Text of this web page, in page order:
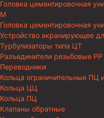
Головка цементировочная
М
Головка цементировочная
Устройство экранирующее
Турбулизаторы типа ЦТ
Разъединители резьбовые РР
Переводники
Кольца ограничительные ПЦ
Кольца ЦЦ
Кольца ПЦ
Клапаны обратные